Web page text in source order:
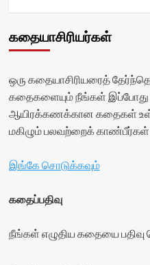
கதையாசிரியர்கள்
ஒரு கதையாசிரியரைத்
கதைகளையும் நீங்கள் இப்போது
ஆயிரக்கணக்கான கதைகள்
மகிழும் பலவற்றைக் காண்பீர்கள்
இங்கே சொடுக்கவும்
கதைப்பதிவு
நீங்கள் எழுதிய கதையை பதிவு